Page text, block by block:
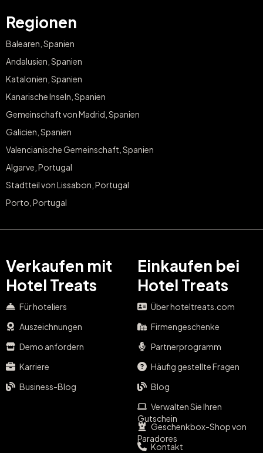
Regionen
Balearen, Spanien
Andalusien, Spanien
Katalonien, Spanien
Kanarische Inseln, Spanien
Gemeinschaft von Madrid, Spanien
Galicien, Spanien
Valencianische Gemeinschaft, Spanien
Algarve, Portugal
Stadtteil von Lissabon, Portugal
Porto, Portugal
Verkaufen mit
Hotel Treats
Für hoteliers
Auszeichnungen
Demo anfordern
Karriere
Business-Blog
Einkaufen bei
Hotel Treats
Über hoteltreats.com
Firmengeschenke
Partnerprogramm
Häufig gestellte Fragen
Blog
Verwalten Sie Ihren
Gutschein
Geschenkbox-Shop von
Paradores
Kontakt